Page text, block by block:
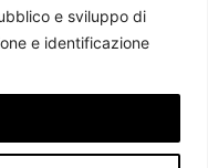
e sviluppo di
e identificazione